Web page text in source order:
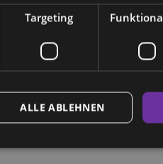
Targeting
ALLE ABLEHNEN